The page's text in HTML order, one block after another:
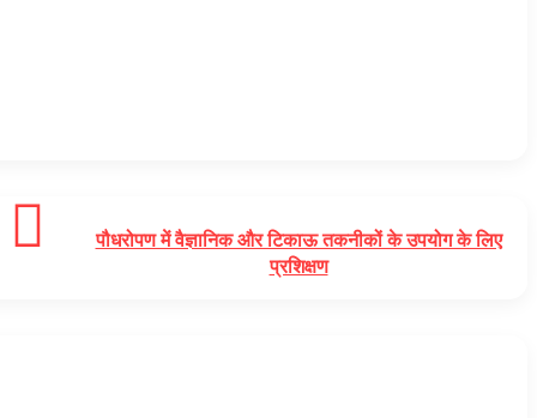
पौधरोपण में वैज्ञानिक और टिकाऊ तकनीकों के उपयोग के लिए
प्रशिक्षण